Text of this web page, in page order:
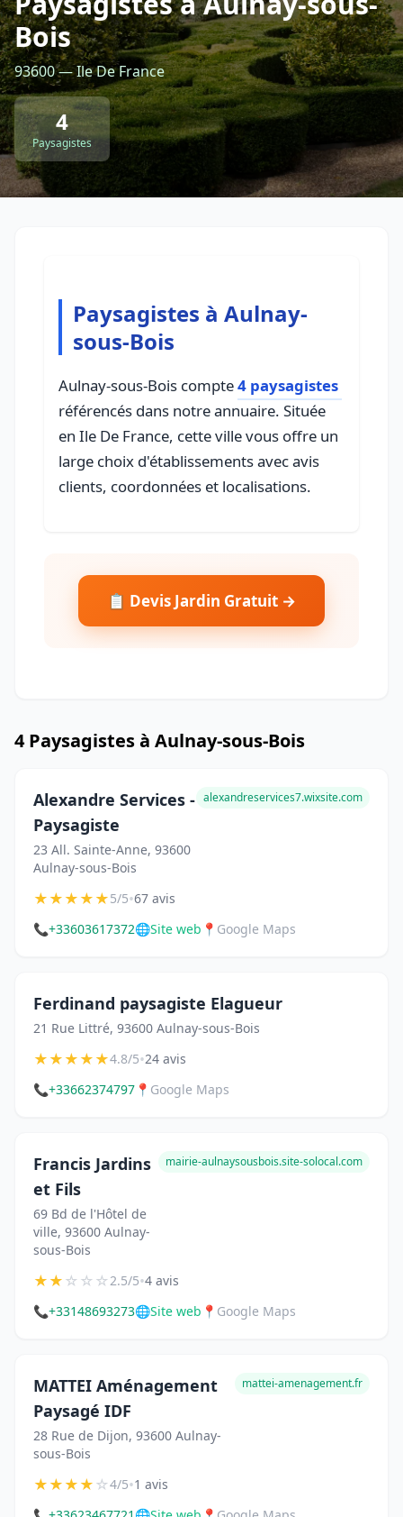
CGU-Confidentialité- Service proposé parViteUnDevis.com - Vous
Bois
93600 — Ile De France
4
Paysagistes
Paysagistes à Aulnay-
sous-Bois
Aulnay-sous-Bois compte4 paysagistes
référencés dans notre annuaire. Située
en Ile De France, cette ville vous offre un
large choix d'établissements avec avis
clients, coordonnées et localisations.
📋 Devis Jardin Gratuit →
4 Paysagistes à Aulnay-sous-Bois
Alexandre Services -
Paysagiste
23 All. Sainte-Anne, 93600
Aulnay-sous-Bois
alexandreservices7.wixsite.com
★★★★★5/5•67 avis
📞+33603617372🌐Site web 📍 Google Maps
Ferdinand paysagiste Elagueur
21 Rue Littré, 93600 Aulnay-sous-Bois
★★★★★4.8/5•24 avis
📞+33662374797 📍 Google Maps
Francis Jardins
et Fils
69 Bd de l'Hôtel de
ville, 93600 Aulnay-
sous-Bois
mairie-aulnaysousbois.site-solocal.com
★★☆☆☆2.5/5•4 avis
📞+33148693273🌐Site web 📍 Google Maps
MATTEI Aménagement
Paysagé IDF
28 Rue de Dijon, 93600 Aulnay-
sous-Bois
mattei-amenagement.fr
★★★★☆4/5•1 avis